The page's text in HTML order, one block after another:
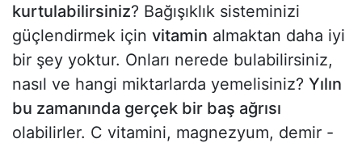
kurtulabilirsiniz? Bağışıklık sisteminizi
güçlendirmek için vitamin almaktan daha iyi
bir şey yoktur. Onları nerede bulabilirsiniz,
nasıl ve hangi miktarlarda yemelisiniz? Yılın
bu zamanında gerçek bir baş ağrısı
olabilirler. C vitamini, magnezyum, demir -